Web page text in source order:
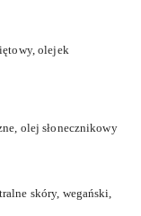
olejek
olej słonecznikowy
skóry, wegański,